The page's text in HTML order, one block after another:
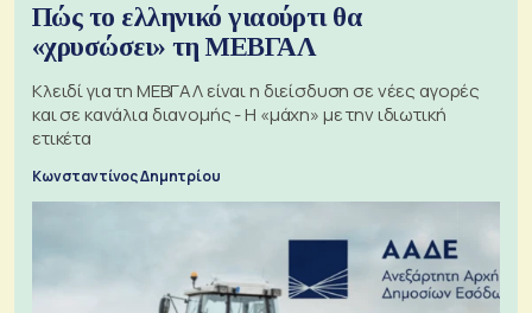
Πώς το ελληνικό γιαούρτι θα
«χρυσώσει» τη ΜΕΒΓΑΛ
Κλειδί για τη ΜΕΒΓΑΛ είναι η διείσδυση σε νέες αγορές
και σε κανάλια διανομής - Η «μάχη» με την ιδιωτική
ετικέτα
Κωνσταντίνος Δημητρίου